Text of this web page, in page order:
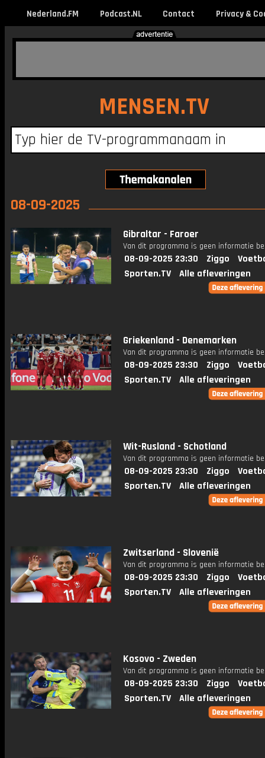
Nederland.FM Podcast.NL Contact Privacy &
MENSEN.TV
08-09-2025
Gibraltar - Faroer
Van dit programma is geen informatie
08-09-2025 23:30 Ziggo
Sporten.TV
Alle afleveringen
Griekenland - Denemarken
Van dit programma is geen informatie
08-09-2025 23:30 Ziggo
Sporten.TV
Alle afleveringen
Wit-Rusland - Schotland
Van dit programma is geen informatie
08-09-2025 23:30 Ziggo
Sporten.TV
Alle afleveringen
Zwitserland - Slovenië
Van dit programma is geen informatie
08-09-2025 23:30 Ziggo
Sporten.TV
Alle afleveringen
Kosovo - Zweden
Van dit programma is geen informatie
08-09-2025 23:30 Ziggo
Sporten.TV
Alle afleveringen